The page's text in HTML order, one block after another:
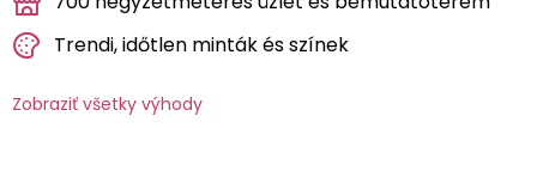
Trendi, időtlen minták és színek
Zobraziť všetky výhody